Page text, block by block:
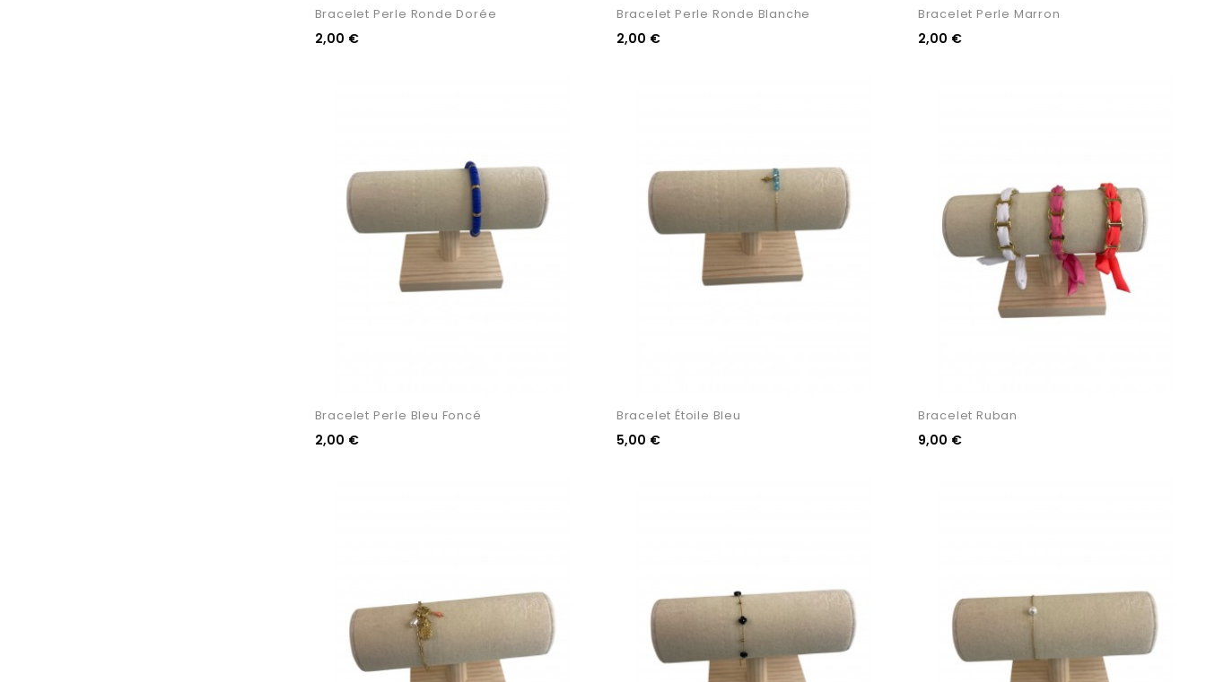
Bracelet Perle Ronde Dorée
2,00 €
Bracelet Perle Ronde Blanche
2,00 €
Bracelet Perle Marron
2,00 €
Bracelet Perle Bleu Foncé
2,00 €
Bracelet Étoile Bleu
5,00 €
Bracelet Ruban
9,00 €